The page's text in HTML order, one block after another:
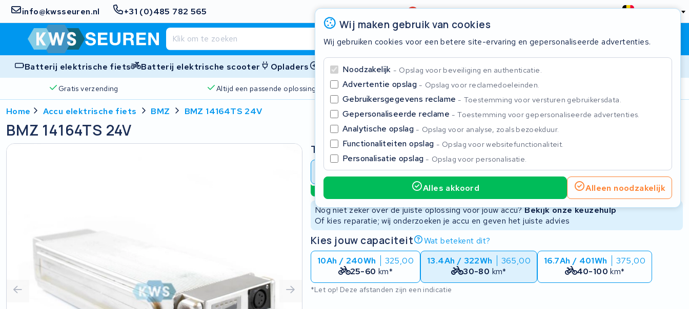
info@kwsseuren.nl +31 (0)485 782 565 Beoordeling4,6/5 België
Winkelwagen Inloggen
Batterij elektrische fiets Batterij elektrische scooter Opladers Accessoires
Gratis verzending Altijd een passende oplossing 2 jaar garantie
Wij maken gebruik van cookies
Wij gebruiken cookies voor een betere site-ervaring en gepersonaliseerde advertenties.
Noodzakelijk Opslag voor beveiliging en authenticatie.
Advertentie opslag Opslag voor reclamedoeleinden.
Gebruikersgegevens reclame Toestemming voor versturen gebruikersdata.
Gepersonaliseerde reclame Toestemming voor gepersonaliseerde advertenties.
Analytische opslag Opslag voor analyse, zoals bezoekduur.
Functionaliteiten opslag Opslag voor websitefunctionaliteit.
Personalisatie opslag Opslag voor personalisatie.
Alles akkoord Alleen noodzakelijk
Home Accu elektrische fiets BMZ BMZ 14164TS 24V
BMZ 14164TS 24V
Type
Accu revisie Accu reparatie Nieuwe Accu Refurbished Accu
Niet beschikbaar
Nog niet zeker over de juiste oplossing voor jouw accu?Bekijk onze keuzehulp
Of kies reparatie; wij onderzoeken je accu en geven het juiste advies
Kies jouw capaciteit
Wat betekent dit?
10Ah / 240Wh
325,00
25-60 km*
13.4Ah / 322Wh
365,00
30-80 km*
16.7Ah / 401Wh
375,00
40-100 km*
*Let op! Deze afstanden zijn een indicatie
Sluiten
Begin te typen in de zoekbalk om te zoeken